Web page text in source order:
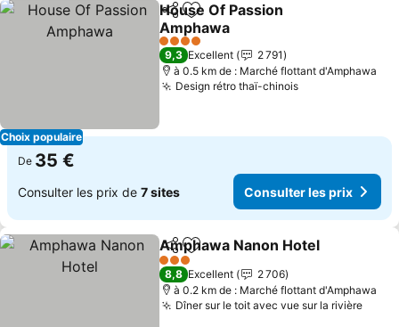
Choix populaire
PartagerAjouter à mes favoris
House Of Passion
Amphawa
Consulter les prix
4 Étoiles
9,3 Excellent
2 791
à 0.5 km de : Marché flottant d'Amphawa
Design rétro thaï-chinoisConsulter les
De 35 €
Consulter les prix de 7 sites Consulter les prix
PartagerAjouter à mes favoris
Amphawa Nanon Hotel
3 Étoiles
8,8 Excellent
2 706
à 0.2 km de : Marché flottant d'Amphawa
Dîner sur le toit avec vue sur la rivière